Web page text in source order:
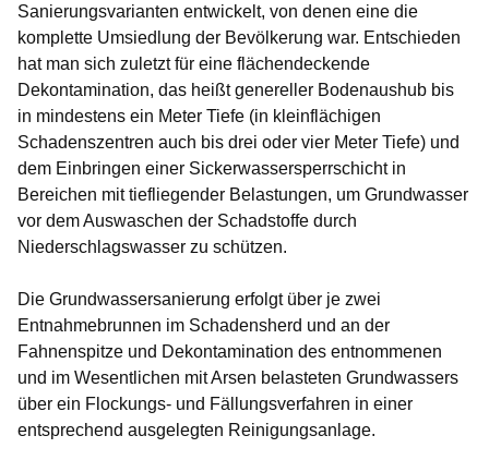
Sanierungsvarianten entwickelt, von denen eine die
komplette Umsiedlung der Bevölkerung war. Entschieden
hat man sich zuletzt für eine flächendeckende
Dekontamination, das heißt genereller Bodenaushub bis
in mindestens ein Meter Tiefe (in kleinflächigen
Schadenszentren auch bis drei oder vier Meter Tiefe) und
dem Einbringen einer Sickerwassersperrschicht in
Bereichen mit tiefliegender Belastungen, um Grundwasser
vor dem Auswaschen der Schadstoffe durch
Niederschlagswasser zu schützen.
Die Grundwassersanierung erfolgt über je zwei
Entnahmebrunnen im Schadensherd und an der
Fahnenspitze und Dekontamination des entnommenen
und im Wesentlichen mit Arsen belasteten Grundwassers
über ein Flockungs- und Fällungsverfahren in einer
entsprechend ausgelegten Reinigungsanlage.